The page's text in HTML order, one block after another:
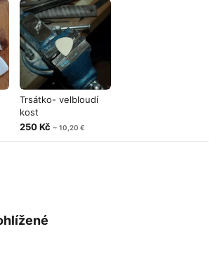
Trsátko- velbloudí
kost
250 Kč ~ 10,20 €